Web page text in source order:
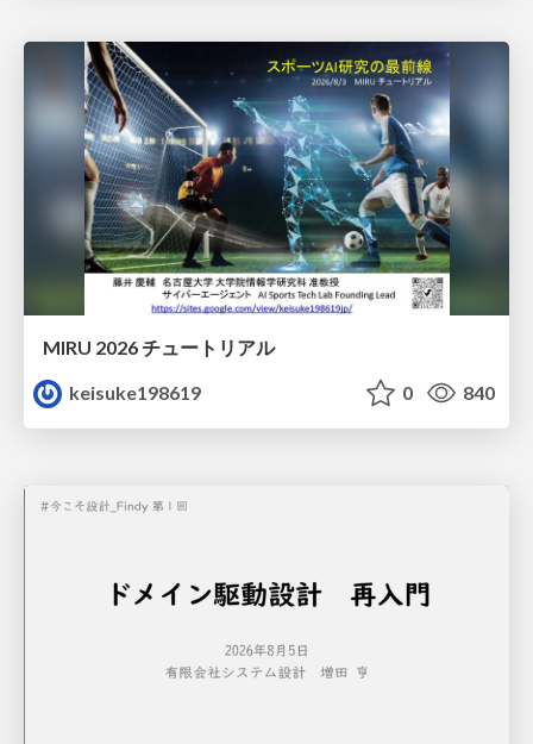
MIRU 2026 チュートリアル
keisuke198619
0 840